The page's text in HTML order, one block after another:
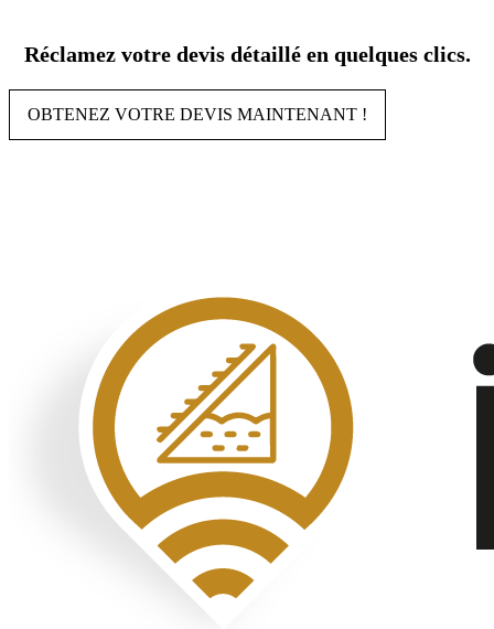
contenu
Réclamez votre devis détaillé en quelques clics.
OBTENEZ VOTRE DEVIS MAINTENANT !